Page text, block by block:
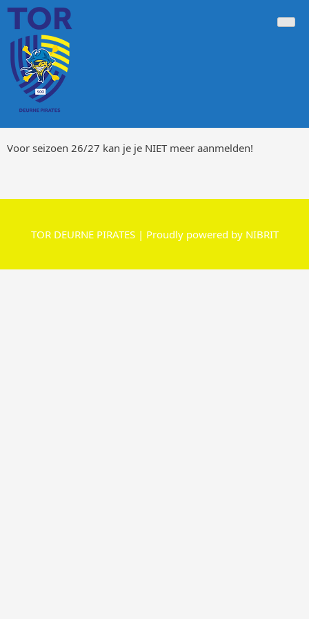
Doorgaan
inhoud
Tor Deurne Pirates 500
Voetbalclub 500 Deurne-Antwerpen
Voor seizoen 26/27 kan je je NIET meer aanmelden!
TOR DEURNE PIRATES | Proudly powered by NIBRIT